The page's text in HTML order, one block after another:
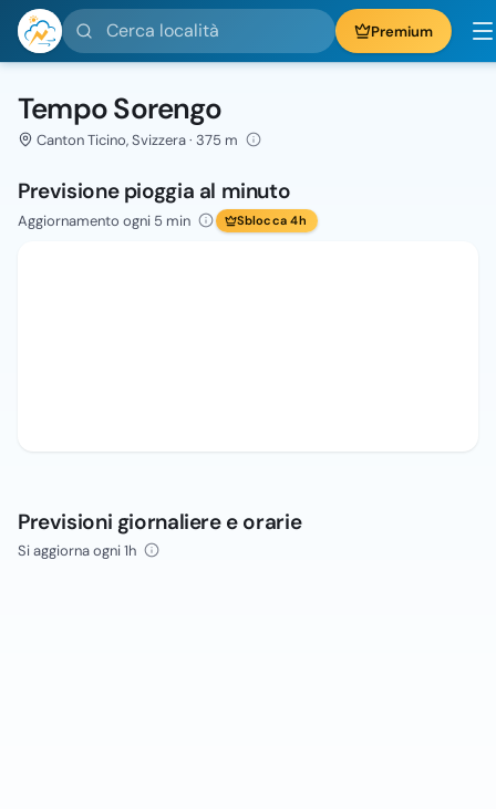
Cerca località Premium
Tempo Sorengo
Canton Ticino, Svizzera · 375 m
Previsione pioggia al minuto
Aggiornamento ogni 5 min Sblocca 4h
Previsioni giornaliere e orarie
Si aggiorna ogni 1h